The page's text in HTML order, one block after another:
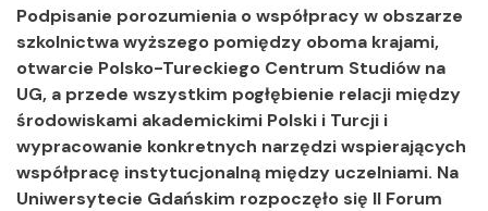
Podpisanie porozumienia o współpracy w obszarze
szkolnictwa wyższego pomiędzy oboma krajami,
otwarcie Polsko-Tureckiego Centrum Studiów na
UG, a przede wszystkim pogłębienie relacji między
środowiskami akademickimi Polski i Turcji i
wypracowanie konkretnych narzędzi wspierających
współpracę instytucjonalną między uczelniami. Na
Uniwersytecie Gdańskim rozpoczęło się II Forum